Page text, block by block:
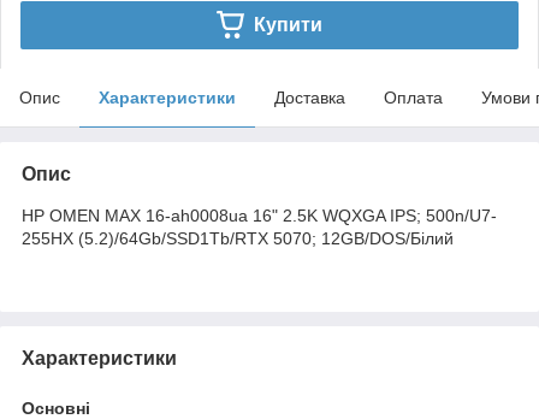
Купити
Опис Характеристики Доставка Оплата Умови
Опис
HP OMEN MAX 16-ah0008ua 16" 2.5K WQXGA IPS; 500n/U7-
255HX (5.2)/64Gb/SSD1Tb/RTX 5070; 12GB/DOS/Білий
Характеристики
Основні